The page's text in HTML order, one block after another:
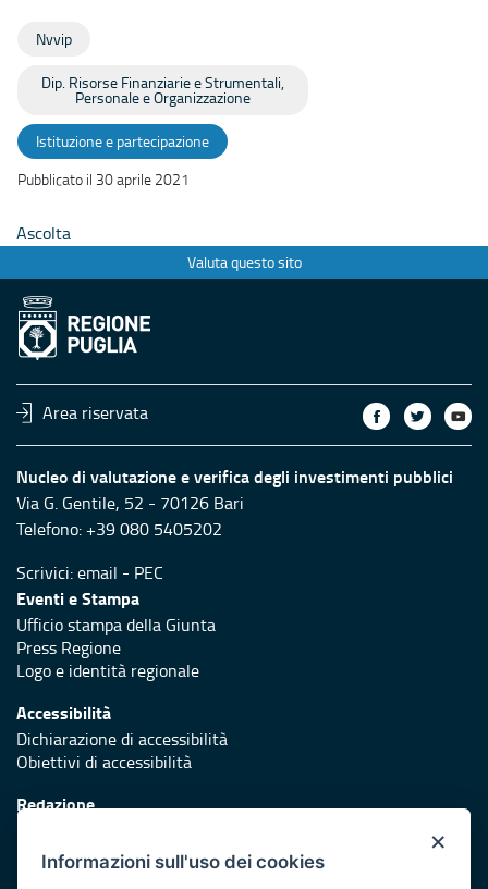
Nvvip
Dip. Risorse Finanziarie e Strumentali,
Personale e Organizzazione
Istituzione e partecipazione
Pubblicato il 30 aprile 2021
Ascolta
Valuta questo sito
Area riservata
Nucleo di valutazione e verifica degli investimenti pubblici
Via G. Gentile, 52 - 70126 Bari
Telefono: +39 080 5405202
Scrivici:email - PEC
Eventi e Stampa
Ufficio stampa della Giunta
Press Regione
Logo e identità regionale
Accessibilità
Dichiarazione di accessibilità
Obiettivi di accessibilità
Redazione
Protezione civile
×
Informazioni sull'uso dei cookies